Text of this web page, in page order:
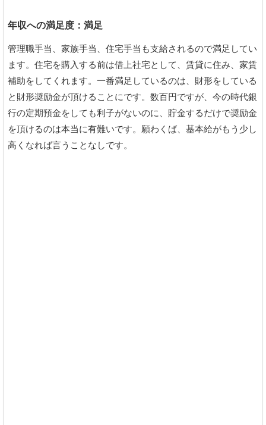
年収への満足度：満足
管理職手当、家族手当、住宅手当も支給されるので満足してい
ます。住宅を購入する前は借上社宅として、賃貸に住み、家賃
補助をしてくれます。一番満足しているのは、財形をしている
と財形奨励金が頂けることにです。数百円ですが、今の時代銀
行の定期預金をしても利子がないのに、貯金するだけで奨励金
を頂けるのは本当に有難いです。願わくば、基本給がもう少し
高くなれば言うことなしです。